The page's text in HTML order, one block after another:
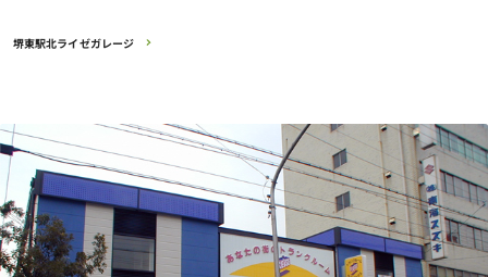
堺東駅北ライゼガレージ